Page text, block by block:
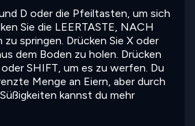
D oder die Pfeiltasten, um sich
Sie die LEERTASTE, NACH
zu springen. Drücken Sie X oder
dem Boden zu holen. Drücken
SHIFT, um es zu werfen. Du
Menge an Eiern, aber durch
kannst du mehr